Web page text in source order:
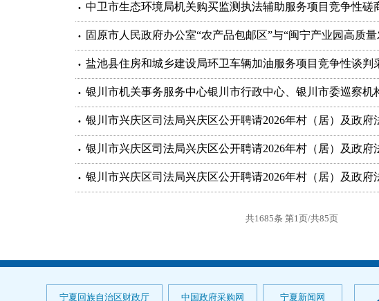
中卫市生态环境局机关购买监测执法辅助服务项目竞争性
固原市人民政府办公室“农产品包邮区”与“闽宁产业园高质
盐池县住房和城乡建设局环卫车辆加油服务项目竞争性谈判
银川市机关事务服务中心银川市行政中心、银川市委巡察
银川市兴庆区司法局兴庆区公开聘请2026年村（居）及政
银川市兴庆区司法局兴庆区公开聘请2026年村（居）及政
银川市兴庆区司法局兴庆区公开聘请2026年村（居）及政
共1685条 第1页/共85页
宁夏回族自治区财政厅 中国政府采购网 宁夏新闻网